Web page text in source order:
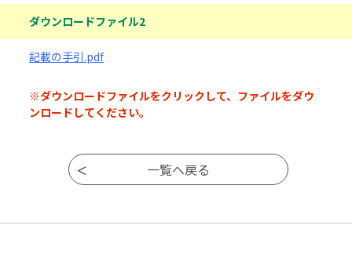
ダウンロードファイル2
記載の手引.pdf
※ダウンロードファイルをクリックして、ファイルをダウ
ンロードしてください。